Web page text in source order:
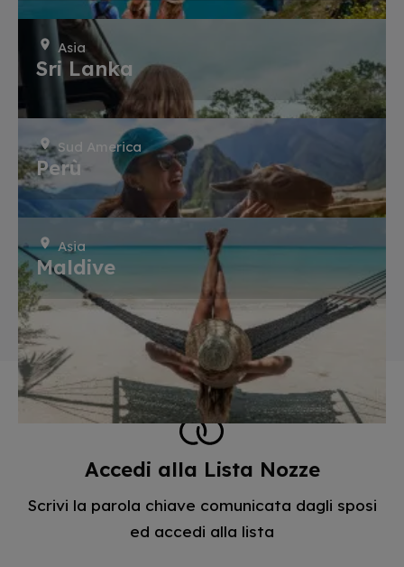
Asia
Sri Lanka
Sud America
Perù
Asia
Maldive
Accedi alla Lista Nozze
Scrivi la parola chiave comunicata dagli sposi
ed accedi alla lista